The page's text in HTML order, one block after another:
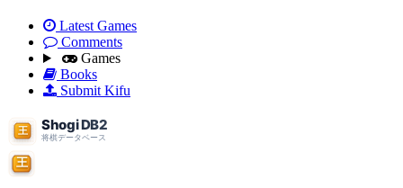
Latest Games
Comments
Games
Books
Submit Kifu